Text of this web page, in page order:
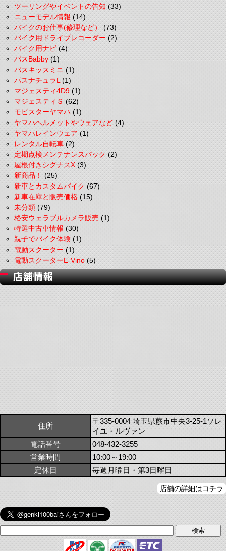
ツーリングやイベントの告知(33)
ニューモデル情報(14)
バイクのお仕事(修理など）(73)
バイク用ドライブレコーダー(2)
バイク用ナビ(4)
パスBabby(1)
パスキッスミニ(1)
パスナチュラL(1)
マジェスティ4D9(1)
マジェスティＳ(62)
モビスターヤマハ(1)
ヤマハヘルメットやウェアなど(4)
ヤマハレインウェア(1)
レンタル自転車(2)
定期点検メンテナンスパック(2)
屋根付きシグナスX(3)
新商品！(25)
新車とカスタムバイク(67)
新車在庫と販売価格(15)
未分類(79)
格安ウェラブルカメラ販売(1)
特選中古車情報(30)
親子でバイク体験(1)
電動スクーター(1)
電動スクーターE-Vino(5)
住所
〒335-0004 埼玉県蕨市中央3-25-1ソレ
イユ・ルヴァン
電話番号
048-432-3255
営業時間
10:00～19:00
定休日
毎週月曜日・第3日曜日
店舗の詳細はコチラ